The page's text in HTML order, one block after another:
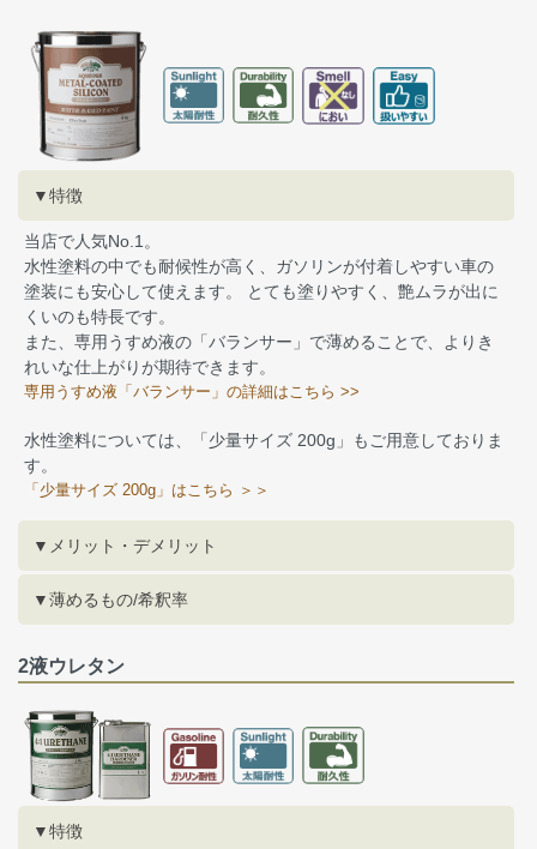
▼特徴
当店で人気No.1。
水性塗料の中でも耐候性が高く、ガソリンが付着しやすい車の
塗装にも安心して使えます。 とても塗りやすく、艶ムラが出に
くいのも特長です。
また、専用うすめ液の「バランサー」で薄めることで、よりき
れいな仕上がりが期待できます。
専用うすめ液「バランサー」の詳細はこちら >>
水性塗料については、「少量サイズ 200g」もご用意しておりま
す。
「少量サイズ 200g」はこちら ＞＞
▼メリット・デメリット
▼薄めるもの/希釈率
2液ウレタン
▼特徴